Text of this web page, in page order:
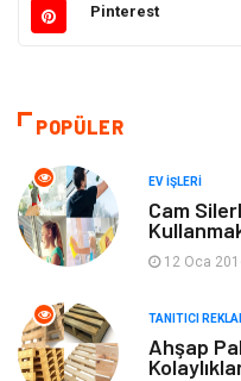
Moda
Bilgisayar & Yazılım
Makine
Giyim
Yeme & İçme
Pinterest
POPÜLER
EV İŞLERI
Cam
12 Oca
TANITICI
Ahşap